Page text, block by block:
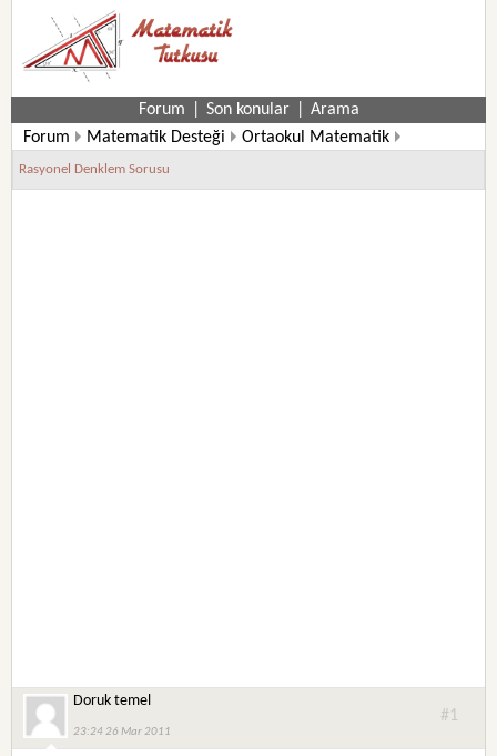
Forum Son konular
Arama
Forum
Matematik Desteği
Ortaokul Matematik
7. Sınıf Matematik Soruları
Rasyonel Denklem Sorusu
Doruk temel
23:24 26 Mar 2011
#1